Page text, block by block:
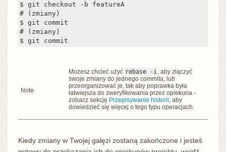
$ git checkout -b featureA
# (zmiany)
$ git commit
# (zmiany)
$ git commit
Note
Możesz chcieć użyć rebase -i, aby złączyć
swoje zmiany do jednego commita, lub
przeorganizować je, tak aby poprawka była
łatwiejsza do zweryfikowania przez opiekuna -
zobacz sekcję Przepisywanie historii, aby
dowiedzieć się więcej o tego typu operacjach.
Kiedy zmiany w Twojej gałęzi zostaną zakończone i jesteś